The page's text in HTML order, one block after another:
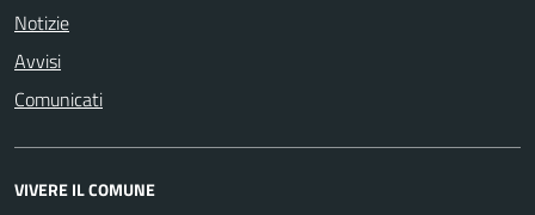
Notizie
Avvisi
Comunicati
VIVERE IL COMUNE